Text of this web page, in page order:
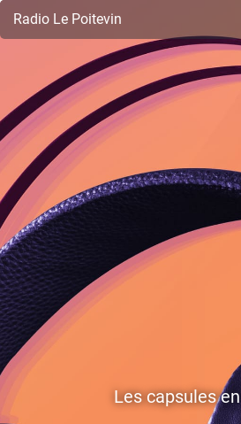
Radio Le Poitevin
Les capsules